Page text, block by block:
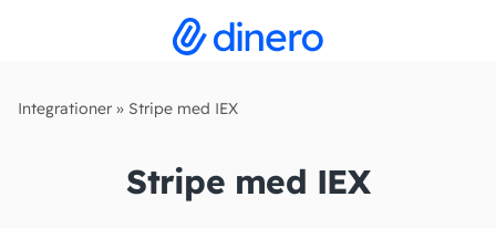
Integrationer » Stripe med IEX
Stripe med IEX